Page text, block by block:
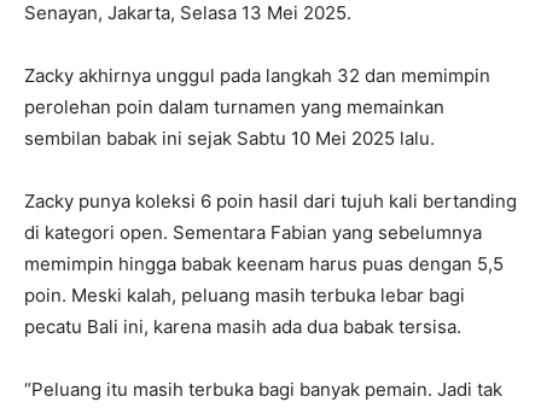
Senayan, Jakarta, Selasa 13 Mei 2025.
Zacky akhirnya unggul pada langkah 32 dan memimpin
perolehan poin dalam turnamen yang memainkan
sembilan babak ini sejak Sabtu 10 Mei 2025 lalu.
Zacky punya koleksi 6 poin hasil dari tujuh kali bertanding
di kategori open. Sementara Fabian yang sebelumnya
memimpin hingga babak keenam harus puas dengan 5,5
poin. Meski kalah, peluang masih terbuka lebar bagi
pecatu Bali ini, karena masih ada dua babak tersisa.
“Peluang itu masih terbuka bagi banyak pemain. Jadi tak